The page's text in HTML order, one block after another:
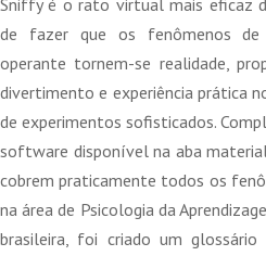
era:
49,82 €.
é:
44,84
Sniffy é o rato virtual mais eficaz
de fazer que os fenômenos de
operante tornem-se realidade,
divertimento e experiência prática
de experimentos sofisticados.
software disponível na aba
cobrem praticamente todos os
na área de Psicologia da
brasileira, foi criado um